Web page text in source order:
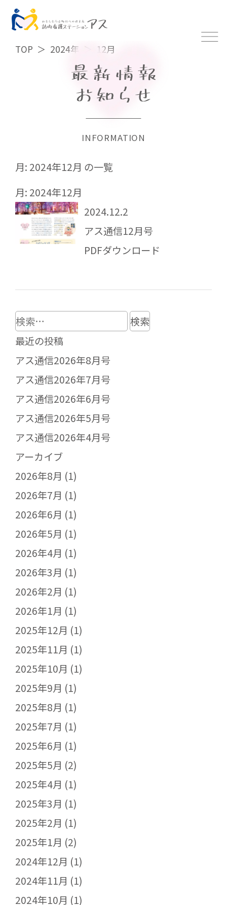
TOP 2024年 12月
INFORMATION
月: 2024年12月 の一覧
月: 2024年12月
2024.12.2
アス通信12月号
PDFダウンロード
検
索:
最近の投稿
アス通信2026年8月号
アス通信2026年7月号
アス通信2026年6月号
アス通信2026年5月号
アス通信2026年4月号
アーカイブ
2026年8月 (1)
2026年7月 (1)
2026年6月 (1)
2026年5月 (1)
2026年4月 (1)
2026年3月 (1)
2026年2月 (1)
2026年1月 (1)
2025年12月 (1)
2025年11月 (1)
2025年10月 (1)
2025年9月 (1)
2025年8月 (1)
2025年7月 (1)
2025年6月 (1)
2025年5月 (2)
2025年4月 (1)
2025年3月 (1)
2025年2月 (1)
2025年1月 (2)
2024年12月 (1)
2024年11月 (1)
2024年10月 (1)